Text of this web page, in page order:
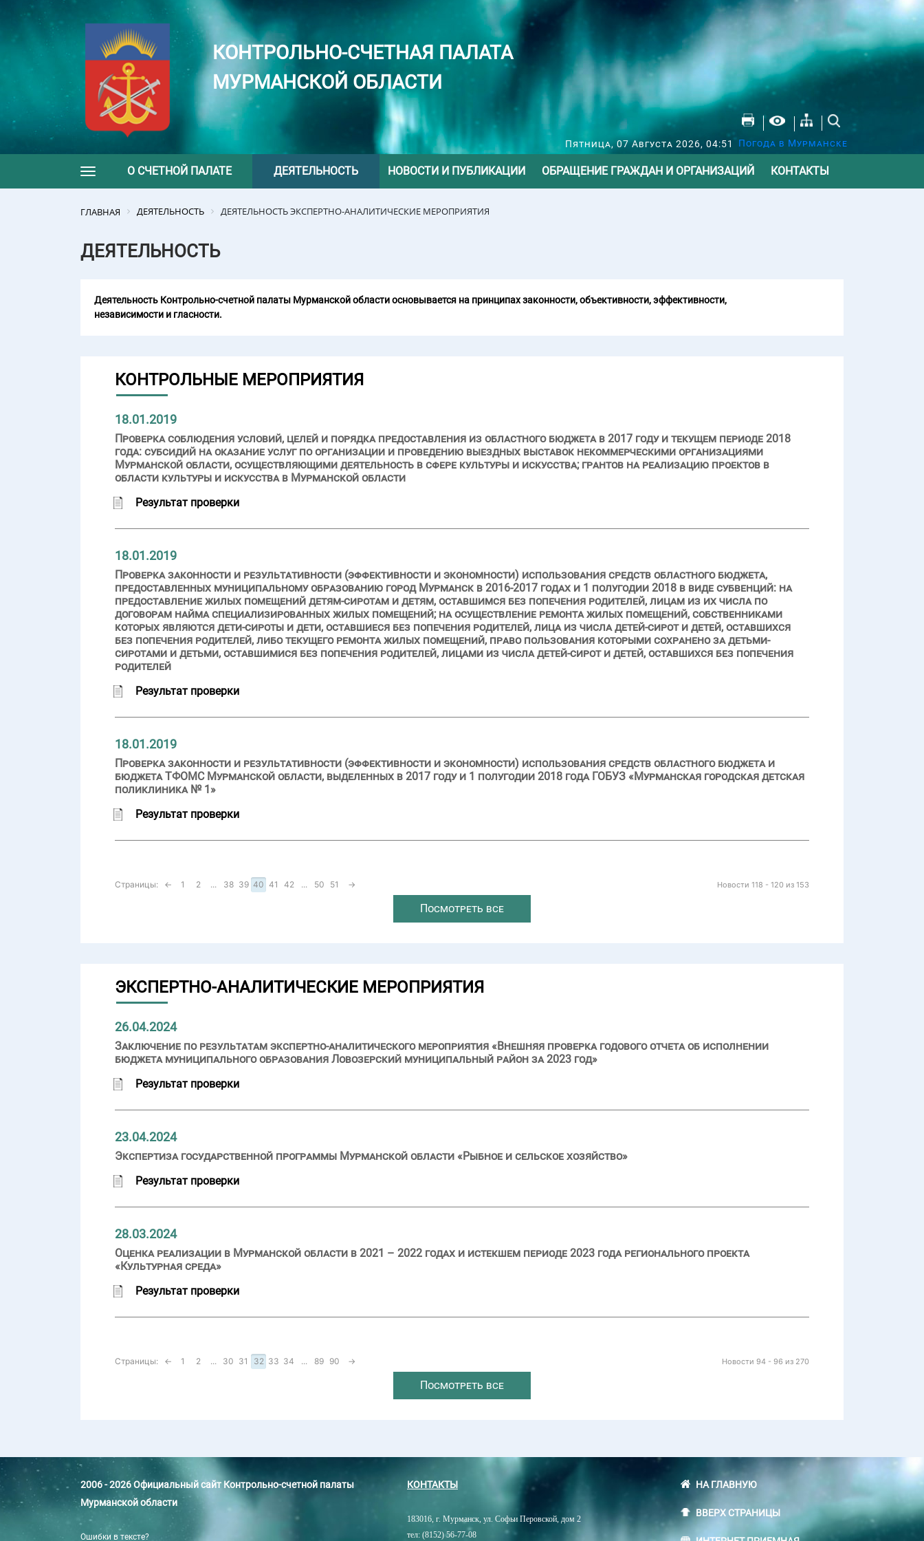
КОНТРОЛЬНО-СЧЕТНАЯ ПАЛАТА
МУРМАНСКОЙ ОБЛАСТИ
Пятница, 07 Августа 2026, 04:51 Погода в Мурманске
Toggle navigation
О СЧЕТНОЙ ПАЛАТЕ ДЕЯТЕЛЬНОСТЬ НОВОСТИ И ПУБЛИКАЦИИ ОБРАЩЕНИЕ ГРАЖДАН И ОРГАНИЗАЦИЙ КОНТАКТЫ
ГЛАВНАЯ ДЕЯТЕЛЬНОСТЬ ДЕЯТЕЛЬНОСТЬ ЭКСПЕРТНО-АНАЛИТИЧЕСКИЕ МЕРОПРИЯТИЯ
ДЕЯТЕЛЬНОСТЬ
Деятельность Контрольно-счетной палаты Мурманской области основывается на принципах законности, объективности, эффективности,
независимости и гласности.
КОНТРОЛЬНЫЕ МЕРОПРИЯТИЯ
18.01.2019
Проверка соблюдения условий, целей и порядка предоставления из областного бюджета в 2017 году и текущем периоде 2018
года: субсидий на оказание услуг по организации и проведению выездных выставок некоммерческими организациями
Мурманской области, осуществляющими деятельность в сфере культуры и искусства; грантов на реализацию проектов в
области культуры и искусства в Мурманской области
Результат проверки
18.01.2019
Проверка законности и результативности (эффективности и экономности) использования средств областного бюджета,
предоставленных муниципальному образованию город Мурманск в 2016-2017 годах и 1 полугодии 2018 в виде субвенций: на
предоставление жилых помещений детям-сиротам и детям, оставшимся без попечения родителей, лицам из их числа по
договорам найма специализированных жилых помещений; на осуществление ремонта жилых помещений, собственниками
которых являются дети-сироты и дети, оставшиеся без попечения родителей, лица из числа детей-сирот и детей, оставшихся
без попечения родителей, либо текущего ремонта жилых помещений, право пользования которыми сохранено за детьми-
сиротами и детьми, оставшимися без попечения родителей, лицами из числа детей-сирот и детей, оставшихся без попечения
родителей
Результат проверки
18.01.2019
Проверка законности и результативности (эффективности и экономности) использования средств областного бюджета и
бюджета ТФОМС Мурманской области, выделенных в 2017 году и 1 полугодии 2018 года ГОБУЗ «Мурманская городская детская
поликлиника № 1»
Результат проверки
Новости 118 - 120 из 153
Страницы: ← 1 2 ... 38 39 40 41 42 ... 50 51 →
Посмотреть все
ЭКСПЕРТНО-АНАЛИТИЧЕСКИЕ МЕРОПРИЯТИЯ
26.04.2024
Заключение по результатам экспертно-аналитического мероприятия «Внешняя проверка годового отчета об исполнении
бюджета муниципального образования Ловозерский муниципальный район за 2023 год»
Результат проверки
23.04.2024
Экспертиза государственной программы Мурманской области «Рыбное и сельское хозяйство»
Результат проверки
28.03.2024
Оценка реализации в Мурманской области в 2021 – 2022 годах и истекшем периоде 2023 года регионального проекта
«Культурная среда»
Результат проверки
Новости 94 - 96 из 270
Страницы: ← 1 2 ... 30 31 32 33 34 ... 89 90 →
Посмотреть все
2006 - 2026 Официальный сайт Контрольно-счетной палаты
Мурманской области
Ошибки в тексте?
КОНТАКТЫ
183016, г. Мурманск, ул. Софьи Перовской, дом 2
тел: (8152) 56-77-08
НА ГЛАВНУЮ
ВВЕРХ СТРАНИЦЫ